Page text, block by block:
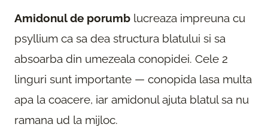
Amidonul de porumb lucreaza impreuna cu
psyllium ca sa dea structura blatului si sa
absoarba din umezeala conopidei. Cele 2
linguri sunt importante — conopida lasa multa
apa la coacere, iar amidonul ajuta blatul sa nu
ramana ud la mijloc.